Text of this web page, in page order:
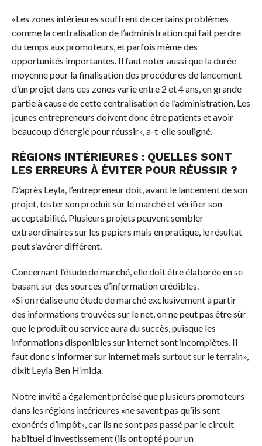
«Les zones intérieures souffrent de certains problèmes
comme la centralisation de l’administration qui fait perdre
du temps aux promoteurs, et parfois même des
opportunités importantes. Il faut noter aussi que la durée
moyenne pour la finalisation des procédures de lancement
d’un projet dans ces zones varie entre 2 et 4 ans, en grande
partie à cause de cette centralisation de l’administration. Les
jeunes entrepreneurs doivent donc être patients et avoir
beaucoup d’énergie pour réussir», a-t-elle souligné.
RÉGIONS INTÉRIEURES : QUELLES SONT
LES ERREURS À ÉVITER POUR RÉUSSIR ?
D’après Leyla, l’entrepreneur doit, avant le lancement de son
projet, tester son produit sur le marché et vérifier son
acceptabilité. Plusieurs projets peuvent sembler
extraordinaires sur les papiers mais en pratique, le résultat
peut s’avérer différent.
Concernant l’étude de marché, elle doit être élaborée en se
basant sur des sources d’information crédibles.
«Si on réalise une étude de marché exclusivement à partir
des informations trouvées sur le net, on ne peut pas être sûr
que le produit ou service aura du succès, puisque les
informations disponibles sur internet sont incomplètes. Il
faut donc s’informer sur internet mais surtout sur le terrain»,
dixit Leyla Ben H’mida.
Notre invité a également précisé que plusieurs promoteurs
dans les régions intérieures «ne savent pas qu’ils sont
exonérés d’impôt», car ils ne sont pas passé par le circuit
habituel d’investissement (ils ont opté pour un